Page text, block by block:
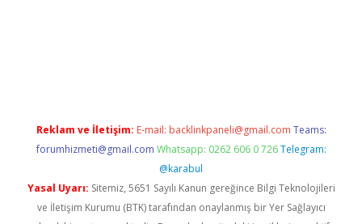
Reklam ve İletişim: E-mail: backlinkpaneli@gmail.com Teams:
forumhizmeti@gmail.com Whatsapp: 0262 606 0 726 Telegram:
@karabul
Yasal Uyarı: Sitemiz, 5651 Sayılı Kanun gereğince Bilgi Teknolojileri
ve İletişim Kurumu (BTK) tarafından onaylanmış bir Yer Sağlayıcı